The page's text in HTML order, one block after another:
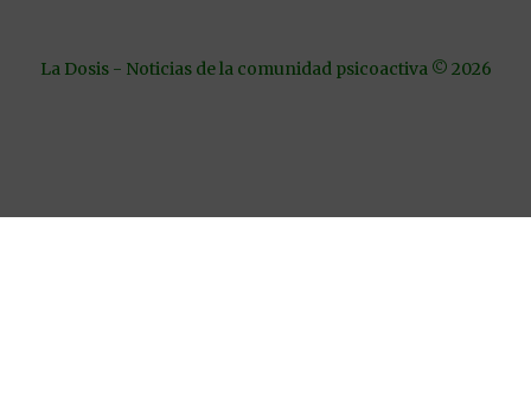
La Dosis - Noticias de la comunidad psicoactiva © 2026